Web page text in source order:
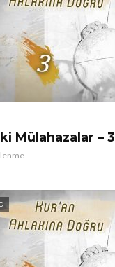
Mülahazalar – 3